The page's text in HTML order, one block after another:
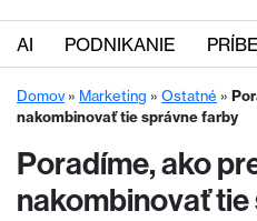
AI PODNIKANIE
Domov» Marketing » Ostatné »
nakombinovať tie správne farby
Poradíme, ako
nakombinovať